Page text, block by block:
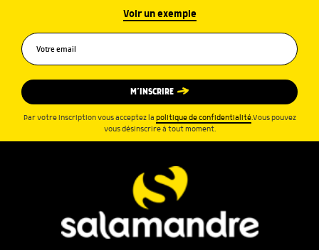
Voir un exemple
M’INSCRIRE
Par votre inscription vous acceptez la politique de confidentialité.Vous pouvez
vous désinscrire à tout moment.